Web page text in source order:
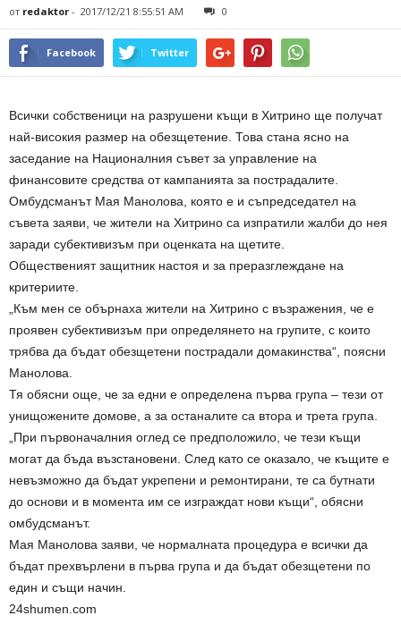
от redaktor - 2017/12/21 8:55:51 AM 0
Facebook Twitter
Всички собственици на разрушени къщи в Хитрино ще получат
най-високия размер на обезщетение. Това стана ясно на
заседание на Националния съвет за управление на
финансовите средства от кампанията за пострадалите.
Омбудсманът Мая Манолова, която е и съпредседател на
съвета заяви, че жители на Хитрино са изпратили жалби до нея
заради субективизъм при оценката на щетите.
Общественият защитник настоя и за преразглеждане на
критериите.
„Към мен се обърнаха жители на Хитрино с възражения, че е
проявен субективизъм при определянето на групите, с които
трябва да бъдат обезщетени пострадали домакинства“, поясни
Манолова.
Тя обясни още, че за едни е определена първа група – тези от
унищожените домове, а за останалите са втора и трета група.
„При първоначалния оглед се предположило, че тези къщи
могат да бъда възстановени. След като се оказало, че къщите е
невъзможно да бъдат укрепени и ремонтирани, те са бутнати
до основи и в момента им се изграждат нови къщи“, обясни
омбудсманът.
Мая Манолова заяви, че нормалната процедура е всички да
бъдат прехвърлени в първа група и да бъдат обезщетени по
един и същи начин.
24shumen.com